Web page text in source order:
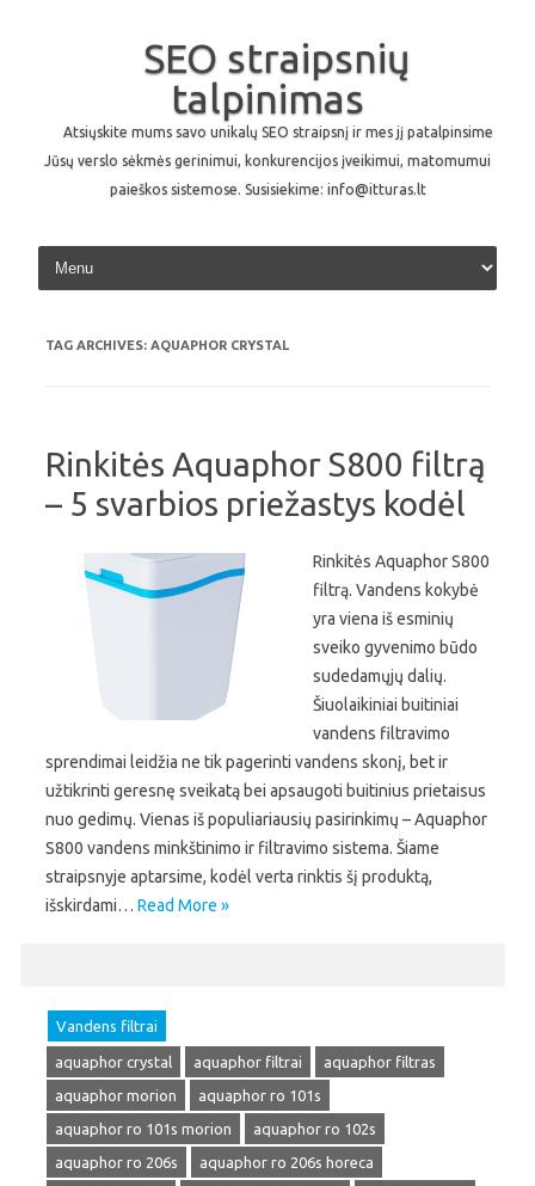
SEO straipsnių
talpinimas
Atsiųskite mums savo unikalų SEO straipsnį ir mes jį patalpinsime
Jūsų verslo sėkmės gerinimui, konkurencijos įveikimui, matomumui
paieškos sistemose. Susisiekime: info@itturas.lt
Skip to content
TAG ARCHIVES: AQUAPHOR CRYSTAL
Rinkitės Aquaphor S800 filtrą
– 5 svarbios priežastys kodėl
Rinkitės Aquaphor S800
filtrą. Vandens kokybė
yra viena iš esminių
sveiko gyvenimo būdo
sudedamųjų dalių.
Šiuolaikiniai buitiniai
vandens filtravimo
sprendimai leidžia ne tik pagerinti vandens skonį, bet ir
užtikrinti geresnę sveikatą bei apsaugoti buitinius prietaisus
nuo gedimų. Vienas iš populiariausių pasirinkimų – Aquaphor
S800 vandens minkštinimo ir filtravimo sistema. Šiame
straipsnyje aptarsime, kodėl verta rinktis šį produktą,
išskirdami… Read More »
Vandens filtrai
aquaphor crystal aquaphor filtrai
aquaphor filtras
aquaphor morion
aquaphor ro 101s
aquaphor ro 101s morion
aquaphor ro 102s
aquaphor ro 206s
aquaphor ro 206s horeca